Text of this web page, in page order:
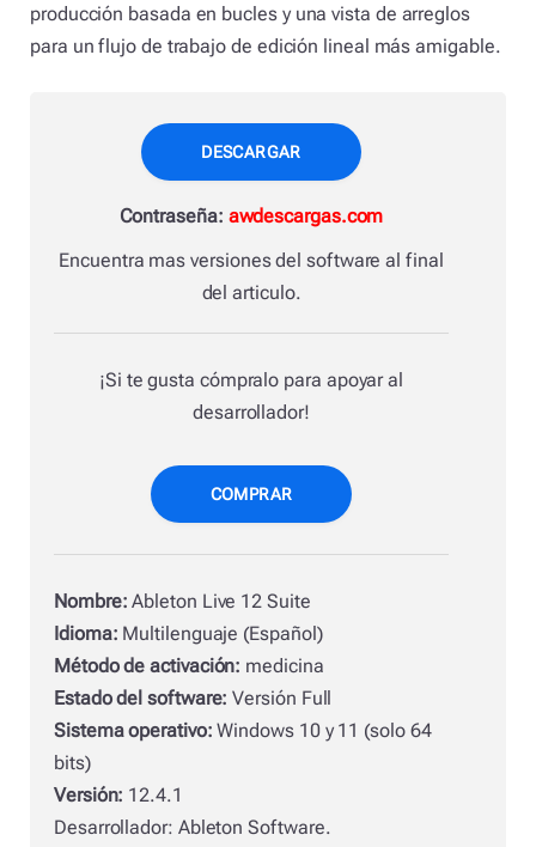
producción basada en bucles y una vista de arreglos
para un flujo de trabajo de edición lineal más amigable.
DESCARGAR
Contraseña: awdescargas.com
Encuentra mas versiones del software al final
del articulo.
¡Si te gusta cómpralo para apoyar al
desarrollador!
COMPRAR
Nombre: Ableton Live 12 Suite
Idioma: Multilenguaje (Español)
Método de activación: medicina
Estado del software: Versión Full
Sistema operativo: Windows 10 y 11 (solo 64
bits)
Versión: 12.4.1
Desarrollador: Ableton Software.